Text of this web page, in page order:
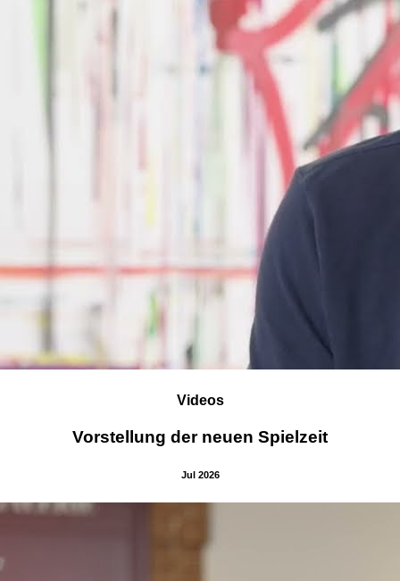
Videos
Vorstellung der neuen Spielzeit
Jul 2026